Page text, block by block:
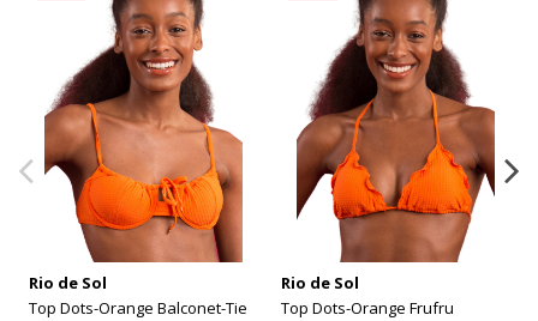
Rio de Sol
Top Dots-Orange Balconet-Tie
Rio de Sol
Top Dots-Orange Frufru